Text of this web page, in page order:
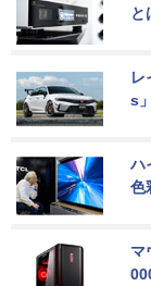
と
レ
s
ハ
色
マ